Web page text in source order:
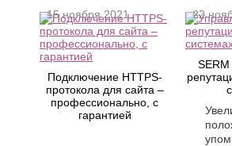
Подключение HTTPS-
протокола для сайта –
профессионально, с
гарантией
15 ноября 2021 22